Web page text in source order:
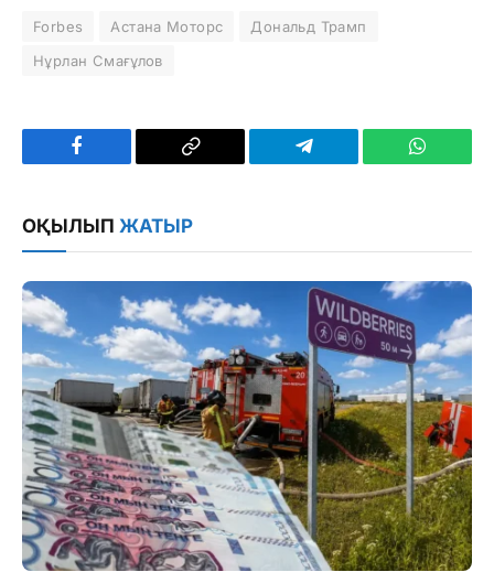
Forbes Астана Моторс
Дональд Трамп
Нұрлан Смағұлов
Facebook
Copy
Telegram
ОҚЫЛЫП ЖАТЫР